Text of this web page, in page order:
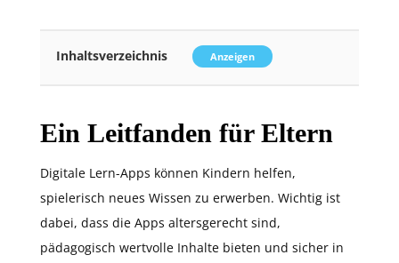
Inhaltsverzeichnis Anzeigen
Ein Leitfanden für Eltern
Digitale Lern-Apps können Kindern helfen,
spielerisch neues Wissen zu erwerben. Wichtig ist
dabei, dass die Apps altersgerecht sind,
pädagogisch wertvolle Inhalte bieten und sicher in